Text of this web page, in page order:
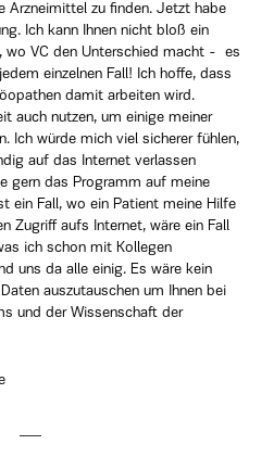
Arzneimittel zu finden. Jetzt habe
Ich kann Ihnen nicht bloß ein
wo VC den Unterschied macht - es
einzelnen Fall! Ich hoffe, dass
damit arbeiten wird.
auch nutzen, um einige meiner
Ich würde mich viel sicherer fühlen,
auf das Internet verlassen
gern das Programm auf meine
ein Fall, wo ein Patient meine Hilfe
Zugriff aufs Internet, wäre ein Fall
ich schon mit Kollegen
uns da alle einig. Es wäre kein
auszutauschen um Ihnen bei
und der Wissenschaft der